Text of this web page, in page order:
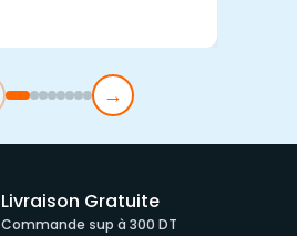
→
Livraison Gratuite
Commande sup à 300 DT